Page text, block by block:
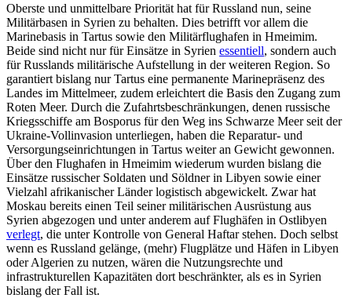
Oberste und unmittelbare Priorität hat für Russland nun, seine
Militärbasen in Syrien zu behalten. Dies betrifft vor allem die
Marinebasis in Tartus sowie den Militär­flughafen in Hmeimim.
Beide sind nicht nur für Einsätze in Syrien essentiell, son­dern auch
für Russlands militärische Auf­stellung in der weiteren Region. So
garan­tiert bislang nur Tartus eine permanente Marinepräsenz des
Landes im Mittelmeer, zudem erleichtert die Basis den Zugang zum
Roten Meer. Durch die Zufahrtsbeschränkungen, denen russische
Kriegsschiffe am Bosporus für den Weg ins Schwarze Meer seit der
Ukraine-Vollinvasion unter­liegen, haben die Reparatur- und
Versorgungseinrichtungen in Tartus weiter an Gewicht gewonnen.
Über den Flughafen in Hmeimim wiederum wurden bislang die
Einsätze russischer Soldaten und Söldner in Libyen sowie einer
Vielzahl afrikanischer Länder logistisch abgewickelt. Zwar hat
Moskau bereits einen Teil seiner militärischen Ausrüstung aus
Syrien abgezogen und unter anderem auf Flughäfen in Ost­libyen
verlegt, die unter Kontrolle von General Haftar stehen. Doch selbst
wenn es Russland gelänge, (mehr) Flugplätze und Häfen in Libyen
oder Algerien zu nutzen, wären die Nutzungsrechte und
infrastrukturellen Kapazitäten dort beschränkter, als es in Syrien
bislang der Fall ist.